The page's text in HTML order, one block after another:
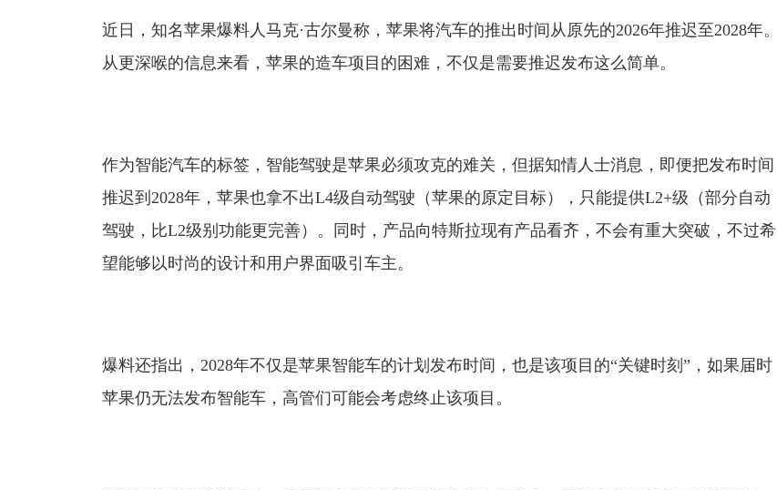
近日，知名苹果爆料人马克·古尔曼称，苹果将汽车的推出时间从原先的2026年推迟至2028年。
从更深喉的信息来看，苹果的造车项目的困难，不仅是需要推迟发布这么简单。
作为智能汽车的标签，智能驾驶是苹果必须攻克的难关，但据知情人士消息，即便把发布时间
推迟到2028年，苹果也拿不出L4级自动驾驶（苹果的原定目标），只能提供L2+级（部分自动
驾驶，比L2级别功能更完善）。同时，产品向特斯拉现有产品看齐，不会有重大突破，不过希
望能够以时尚的设计和用户界面吸引车主。
爆料还指出，2028年不仅是苹果智能车的计划发布时间，也是该项目的“关键时刻”，如果届时
苹果仍无法发布智能车，高管们可能会考虑终止该项目。